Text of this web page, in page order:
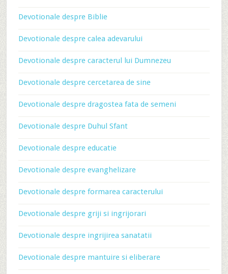
Devotionale despre Biblie
Devotionale despre calea adevarului
Devotionale despre caracterul lui Dumnezeu
Devotionale despre cercetarea de sine
Devotionale despre dragostea fata de semeni
Devotionale despre Duhul Sfant
Devotionale despre educatie
Devotionale despre evanghelizare
Devotionale despre formarea caracterului
Devotionale despre griji si ingrijorari
Devotionale despre ingrijirea sanatatii
Devotionale despre mantuire si eliberare